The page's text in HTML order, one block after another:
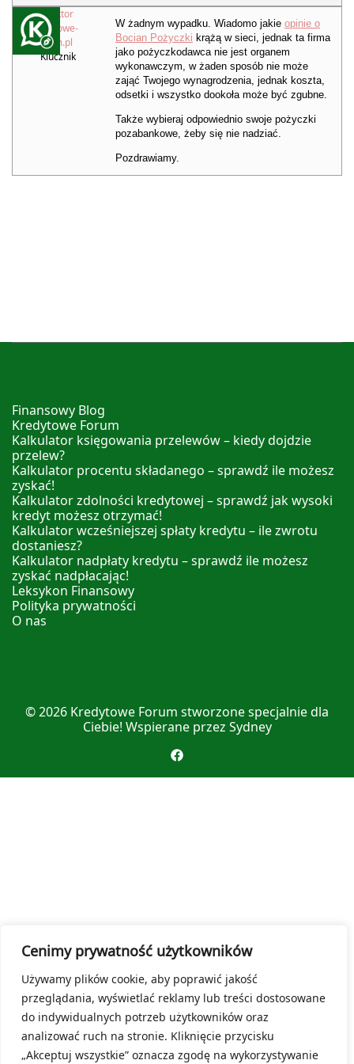
Cenimy prywatność użytkowników
Używamy plików cookie, aby poprawić jakość
przeglądania, wyświetlać reklamy lub treści dostosowane
do indywidualnych potrzeb użytkowników oraz
analizować ruch na stronie. Kliknięcie przycisku
„Akceptuj wszystkie” oznacza zgodę na wykorzystywanie
Redaktor
Kredytowe-
Forum.pl
Klucznik
W żadnym wypadku. Wiadomo jakie opinie o
Bocian Pożyczki krążą w sieci, jednak ta firma
jako pożyczkodawca nie jest organem
wykonawczym, w żaden sposób nie może
zająć Twojego wynagrodzenia, jednak koszta,
odsetki i wszystko dookoła może być zgubne.
Także wybieraj odpowiednio swoje pożyczki
pozabankowe, żeby się nie nadziać.
Pozdrawiamy.
Finansowy Blog
Kredytowe Forum
Kalkulator księgowania przelewów – kiedy dojdzie
przelew?
Kalkulator procentu składanego – sprawdź ile możesz
zyskać!
Kalkulator zdolności kredytowej – sprawdź jak wysoki
kredyt możesz otrzymać!
Kalkulator wcześniejszej spłaty kredytu – ile zwrotu
dostaniesz?
Kalkulator nadpłaty kredytu – sprawdź ile możesz
zyskać nadpłacając!
Leksykon Finansowy
Polityka prywatności
O nas
© 2026 Kredytowe Forum stworzone specjalnie dla
Ciebie! Wspierane przez Sydney